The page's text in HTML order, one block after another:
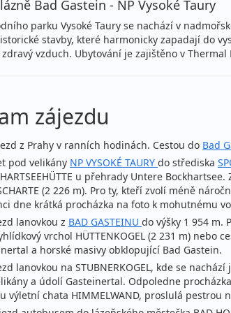
Bad Gastein - NP Vysoké Taury
parku Vysoké Taury se nachází v
stavby, které harmonicky zapadají do
vzduch. Ubytování je zajištěno v
zájezdu
z Prahy v ranních hodinách. Cestou do Bad
pod velikány NP VYSOKÉ TAURY do střediska
u přehrady Untere
(2 226 m). Pro ty, kteří zvolí méně
dne krátká procházka na foto k mohutnému
lanovkou z BAD GASTEINU do výšky 1 954 m.
vrchol HÜTTENKOGEL (2 231 m) nebo
a horské masivy obklopující Bad Gastein.
lanovkou na STUBNERKOGEL, kde se
a údolí Gasteinertal. Odpoledne
výletní chata HIMMELWAND, proslulá pestrou